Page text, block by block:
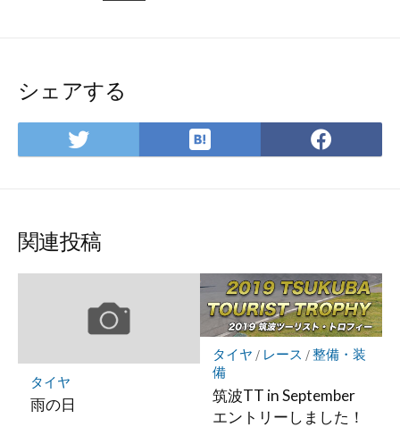
シェアする
Twitter
で
は
て
マ
ー
ク
に
保
存
で
関連投稿
タイヤ
雨の日
タイヤ / レース /整備・装
備
筑波TT in September
エントリーしました！